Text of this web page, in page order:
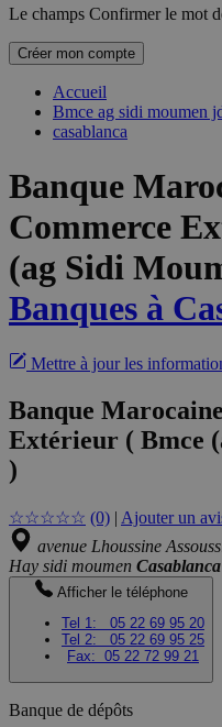
Le champs Confirmer le mot
Créer mon compte
Accueil
Bmce ag sidi moumen
casablanca
Banque
Commerce
(ag Sidi
Banques à
Mettre à jour les
Banque
Extérieur ( Bmce
)
☆☆☆☆☆ (0) | Ajouter un
avenue Lhoussine
Hay sidi moumen
Afficher le téléphone
Tel 1:
05 22 69 95 20
Tel 2:
05 22 69 95 25
Fax: 05 22 72 99 21
Banque de dépôts